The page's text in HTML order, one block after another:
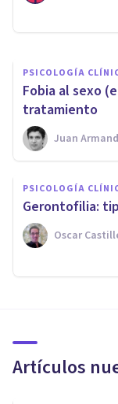
PSICOLOGÍA
Fobia al sexo
tratamiento
Juan
PSICOLOGÍA
Gerontofilia:
Oscar
Artículos